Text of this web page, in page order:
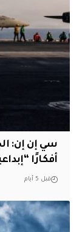
سي إن إن:
أفكارًا
قبل 5 أيام